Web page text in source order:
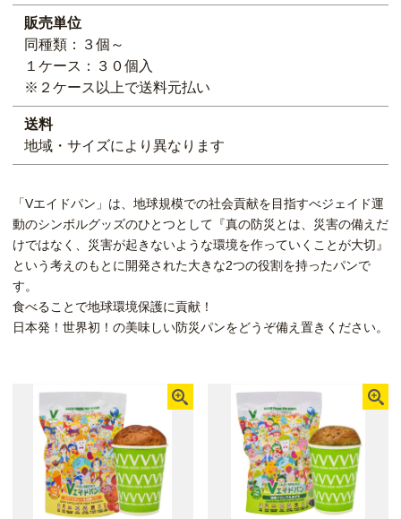
販売単位
同種類：３個～
１ケース：３０個入
※２ケース以上で送料元払い
送料
地域・サイズにより異なります
「Vエイドパン」は、地球規模での社会貢献を目指すべジェイド運
動のシンボルグッズのひとつとして『真の防災とは、災害の備えだ
けではなく、災害が起きないような環境を作っていくことが大切』
という考えのもとに開発された大きな2つの役割を持ったパンで
す。
食べることで地球環境保護に貢献！
日本発！世界初！の美味しい防災パンをどうぞ備え置きください。